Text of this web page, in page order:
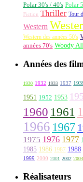
Polar 30's / 40's Polar
Fiction Thriller Tour
Western
Western des années 50's
années 70's Woody
Années des
1930 1932 1933 1937
1951 1952 1953
1960 1961
1966 1967
1975 1976 1977
1985 1986 1987 1988
1999 2000 2001 2002 2003
Réalisateurs